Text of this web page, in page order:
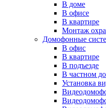
В доме
В офисе
В квартире
Монтаж
Домофонные
В офис
В квартире
В подъезде
В частном
Установка